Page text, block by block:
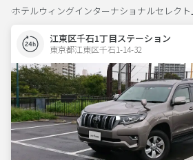
ホテルウィングインターナショナルセレク
江東区千石1丁目ステーション
東京都江東区千石1-14-32